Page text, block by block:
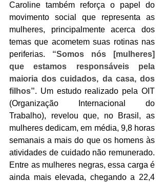
Caroline também reforça o papel do
movimento social que representa as
mulheres, principalmente acerca dos
temas que acometem suas rotinas nas
periferias. “Somos nós [mulheres]
que estamos responsáveis pela
maioria dos cuidados, da casa, dos
filhos”. Um estudo realizado pela OIT
(Organização Internacional do
Trabalho), revelou que, no Brasil, as
mulheres dedicam, em média, 9,8 horas
semanais a mais do que os homens às
atividades de cuidado não remunerado.
Entre as mulheres negras, essa carga é
ainda mais elevada, chegando a 22,4